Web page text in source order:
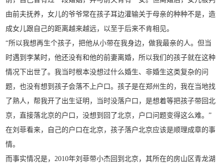
由前夫抚养，女儿的爷爷常在孩子耳边灌输关于母亲的种种不是，造
成女儿跟自己的距离越来越远，以至于后来不肯相见。
“所以我想再生个孩子，把他从小带在我身边，做我最亲的人。但当
时遇到李某时，他还没有和他的前妻离婚，所以我们的孩子就在这种
情况下出世了。我当时根本没想过什么婚生、非婚生这类复杂的问
题，也没有想到孩子会落不上户口。孩子是在郑州生的，我在当地找
了熟人，帮我开了出生证明，当时没落户口，是想着等把孩子带回北
京，直接落北京的户口，没想到回了北京，户口问题变得这么难。”
在刘菲看来，自己的户口在北京，孩子落户北京应该是顺理成章的事
情。
而事实情况是，2010年刘菲带小杰回到北京，其所在的房山区青龙湖